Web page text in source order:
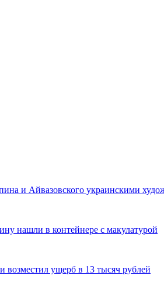
и Айвазовского украинскими
нашли в контейнере с макулатурой
возместил ущерб в 13 тысяч рублей